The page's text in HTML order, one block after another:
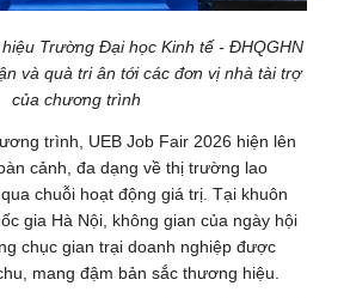
Trường Đại học Kinh tế - ĐHQGHN
và quà tri ân tới các đơn vị nhà tài trợ
của chương trình
trình, UEB Job Fair 2026 hiện lên
cảnh, đa dạng về thị trường lao
chuỗi hoạt động giá trị. Tại khuôn
gia Hà Nội, không gian của ngày hội
chục gian trại doanh nghiệp được
mang đậm bản sắc thương hiệu.